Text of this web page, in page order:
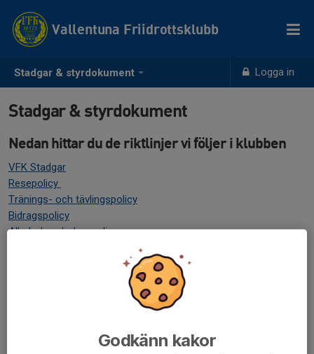
Stadgar & styrdokument Logga in
Vallentuna Friidrottsklubb
Stadgar & styrdokument
Nedan hittar du de riktlinjer vi följer i klubben
VFK Stadgar
Resepolicy
Tränings- och tävlingspolicy
Bidragspolicy
Alkohol- och drogpolicy
Handledning för vad vi publicerar på hemsidan och sociala
RF:s riktlinjer för barn- och ungdomsidrott
Blankett för redovisning av utlägg
Godkänn kakor